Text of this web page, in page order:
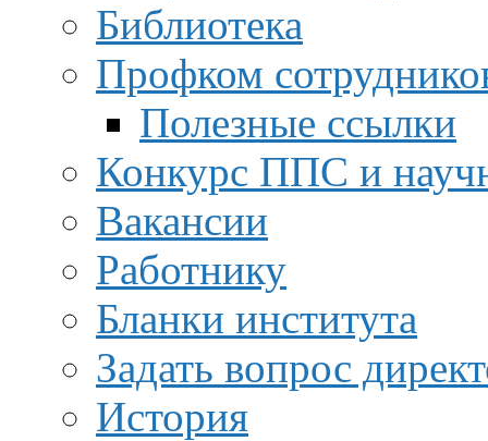
Библиотека
Профком
Полезные ссылки
Конкурс ППС и
Вакансии
Работнику
Бланки института
Задать вопрос
История